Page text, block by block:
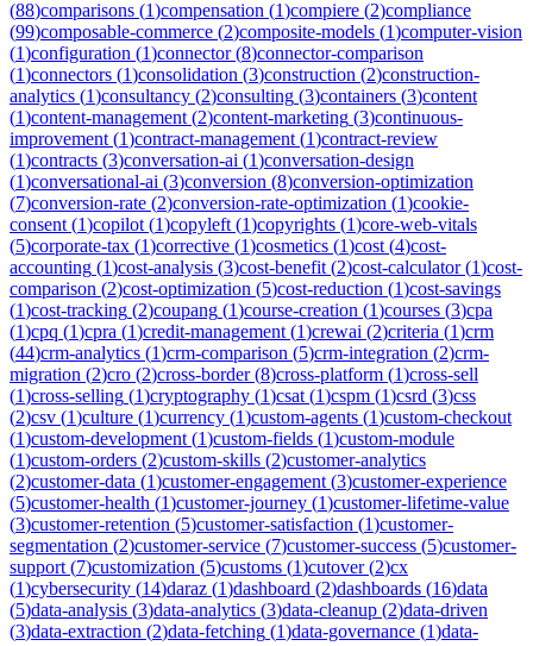
(88)comparisons (1)compensation (1)compiere (2)compliance
(99)composable-commerce (2)composite-models (1)computer-vision
(1)configuration (1)connector(8)connector-comparison
(1)connectors (1)consolidation (3)construction (2)construction-
analytics (1)consultancy (2)consulting (3)containers (3)content
(1)content-management (2)content-marketing (3)continuous-
improvement (1)contract-management (1)contract-review
(1)contracts (3)conversation-ai (1)conversation-design
(1)conversational-ai (3)conversion (8)conversion-optimization
(7)conversion-rate (2)conversion-rate-optimization (1)cookie-
consent (1)copilot (1)copyleft (1)copyrights (1)core-web-vitals
(5)corporate-tax (1)corrective (1)cosmetics (1)cost (4)cost-
accounting (1)cost-analysis (3)cost-benefit (2)cost-calculator(1)cost-
comparison (2)cost-optimization (5)cost-reduction (1)cost-savings
(1)cost-tracking (2)coupang (1)course-creation (1)courses (3)cpa
(1)cpq (1)cpra (1)credit-management (1)crewai (2)criteria (1)crm
(44)crm-analytics (1)crm-comparison (5)crm-integration (2)crm-
migration (2)cro (2)cross-border(8)cross-platform (1)cross-sell
(1)cross-selling (1)cryptography (1)csat (1)cspm (1)csrd (3)css
(2)csv (1)culture (1)currency (1)custom-agents (1)custom-checkout
(1)custom-development (1)custom-fields (1)custom-module
(1)custom-orders (2)custom-skills (2)customer-analytics
(2)customer-data (1)customer-engagement (3)customer-experience
(5)customer-health (1)customer-journey (1)customer-lifetime-value
(3)customer-retention (5)customer-satisfaction (1)customer-
segmentation (2)customer-service (7)customer-success (5)customer-
support (7)customization (5)customs (1)cutover(2)cx
(1)cybersecurity (14)daraz (1)dashboard (2)dashboards (16)data
(5)data-analysis (3)data-analytics (3)data-cleanup (2)data-driven
(3)data-extraction (2)data-fetching (1)data-governance (1)data-